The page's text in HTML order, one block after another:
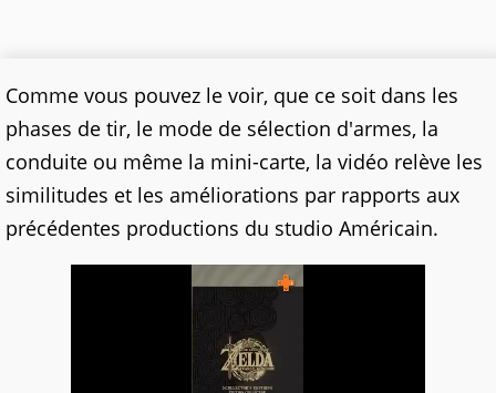
Comme vous pouvez le voir, que ce soit dans les
phases de tir, le mode de sélection d'armes, la
conduite ou même la mini-carte, la vidéo relève les
similitudes et les améliorations par rapports aux
précédentes productions du studio Américain.